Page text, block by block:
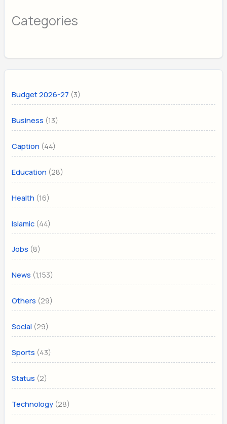
Categories
Budget 2026-27 (3)
Business (13)
Caption (44)
Education (28)
Health (16)
Islamic (44)
Jobs (8)
News (1,153)
Others (29)
Social (29)
Sports (43)
Status (2)
Technology (28)